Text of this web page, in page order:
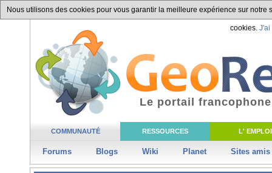
Nous utilisons des cookies pour vous garantir la meilleure expérience sur
cookies. J'ai
COMMUNAUTÉ RESSOURCES L' EMPLOI
Forums Blogs Wiki Planet Sites amis
Le portail